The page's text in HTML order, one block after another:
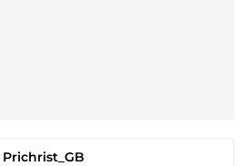
Prichrist_GB